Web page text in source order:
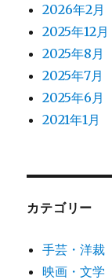
2026年2月
2025年12月
2025年8月
2025年7月
2025年6月
2021年1月
カテゴリー
手芸・洋裁
映画・文学